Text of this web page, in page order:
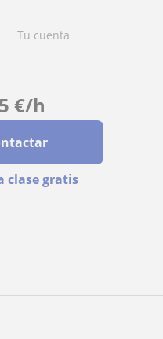
Tu cuenta
€/h
clase gratis